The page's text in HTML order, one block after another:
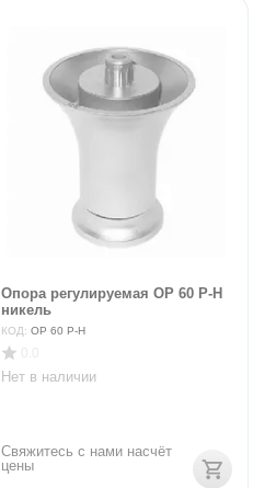
Опора регулируемая ОР 60 Р-Н
никель
КОД: ОР 60 Р-Н
Нет в наличии
Свяжитесь с нами насчёт
цены